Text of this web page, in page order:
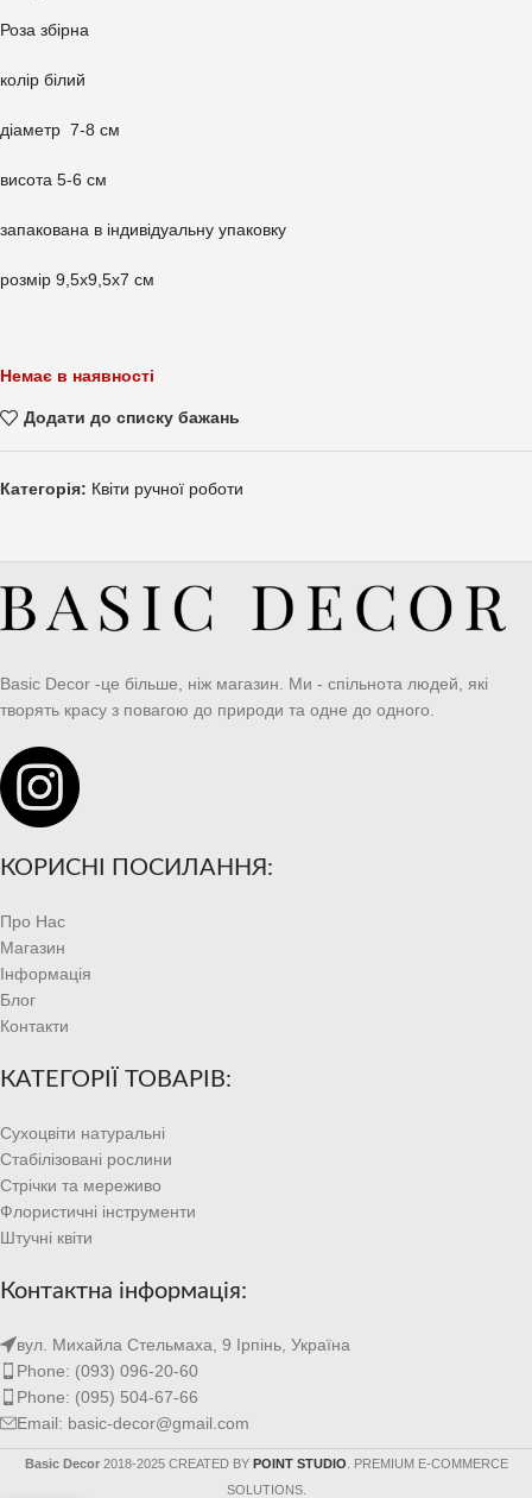
Роза збірна
колір білий
діаметр 7-8 см
висота 5-6 см
запакована в індивідуальну упаковку
розмір 9,5х9,5х7 см
Немає в наявності
Додати до списку бажань
Категорія: Квіти ручної роботи
Basic Decor -це більше, ніж магазин. Ми - спільнота людей, які
творять красу з повагою до природи та одне до одного.
КОРИСНІ ПОСИЛАННЯ:
Про Нас
Магазин
Інформація
Блог
Контакти
КАТЕГОРІЇ ТОВАРІВ:
Сухоцвіти натуральні
Стабілізовані рослини
Стрічки та мереживо
Флористичні інструменти
Штучні квіти
Контактна інформація:
вул. Михайла Стельмаха, 9 Ірпінь, Україна
Phone: (093) 096-20-60
Phone: (095) 504-67-66
Email: basic-decor@gmail.com
Basic Decor 2018-2025 CREATED BY POINT STUDIO . PREMIUM E-COMMERCE
SOLUTIONS.